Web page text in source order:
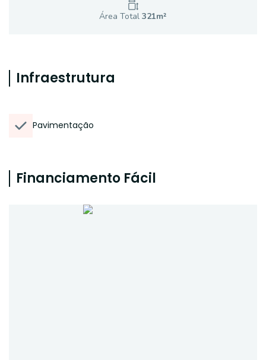
Área Total 321m²
Infraestrutura
Pavimentação
Financiamento Fácil